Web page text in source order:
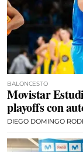
BALONCESTO
Movistar
playoffs con
DIEGO DOMINGO